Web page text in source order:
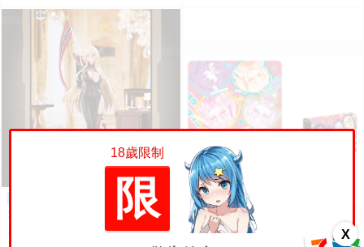
X
◆台中卡通◆預購6月(免訂
金)BearPanda 碧藍航線 微速前
行 奧德莉亞 俾斯麥 1/6 附特典 1
預購 訂金
（四葉亭）預約9月 C1
08 窗社 天選庶民的真命之選 皮
18歲限制
限